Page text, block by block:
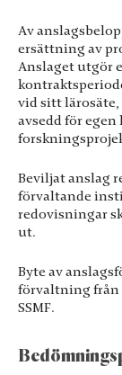
Av
ersättning av
Anslaget utgör
vid sitt lärosäte,
avsedd för
Beviljat anslag
förvaltande
redovisningar
ut.
Byte av
förvaltning från
SSMF.